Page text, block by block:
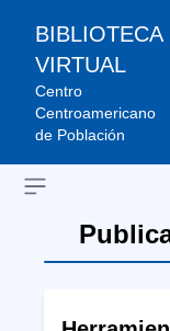
BIBLIOTECA
VIRTUAL
Centro
Centroamericano
de Población
Open sidebar